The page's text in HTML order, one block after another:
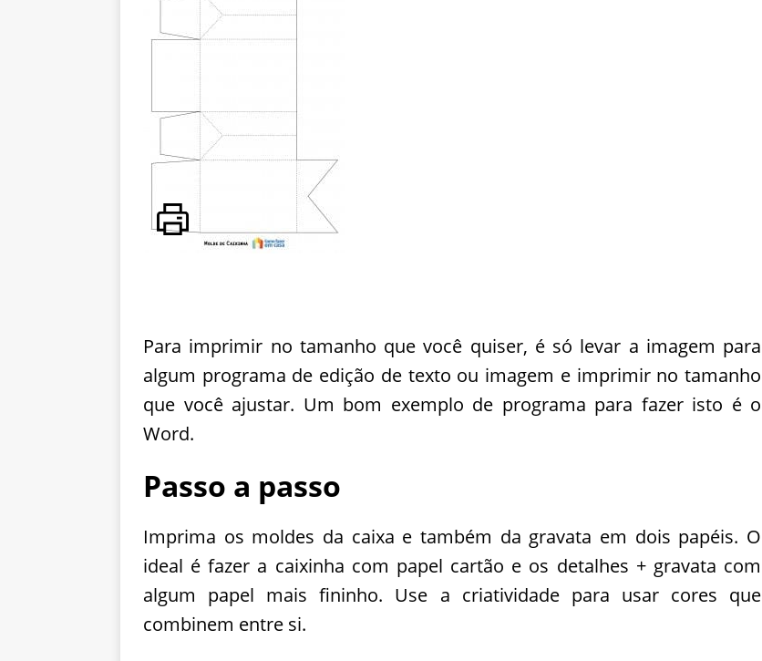
Para imprimir no tamanho que você quiser, é só levar a imagem para
algum programa de edição de texto ou imagem e imprimir no tamanho
que você ajustar. Um bom exemplo de programa para fazer isto é o
Word.
Passo a passo
Imprima os moldes da caixa e também da gravata em dois papéis. O
ideal é fazer a caixinha com papel cartão e os detalhes + gravata com
algum papel mais fininho. Use a criatividade para usar cores que
combinem entre si.